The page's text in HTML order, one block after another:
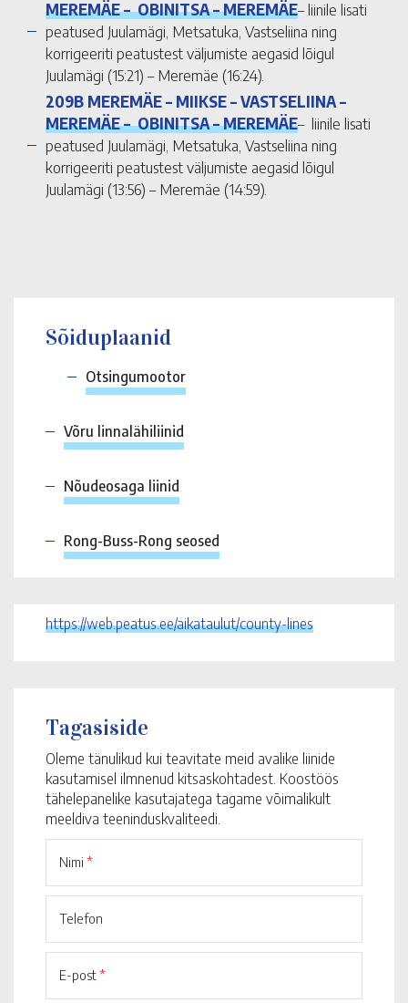
MEREMÄE – OBINITSA – MEREMÄE– liinile lisati
peatused Juulamägi, Metsatuka, Vastseliina ning
korrigeeriti peatustest väljumiste aegasid lõigul
Juulamägi (15:21) – Meremäe (16:24).
209B MEREMÄE – MIIKSE – VASTSELIINA –
MEREMÄE – OBINITSA – MEREMÄE– liinile lisati
peatused Juulamägi, Metsatuka, Vastseliina ning
korrigeeriti peatustest väljumiste aegasid lõigul
Juulamägi (13:56) – Meremäe (14:59).
Sõiduplaanid
Otsingumootor
Võru linnalähiliinid
Nõudeosaga liinid
Rong-Buss-Rong seosed
https://web.peatus.ee/aikataulut/county-lines
Tagasiside
Oleme tänulikud kui teavitate meid avalike liinide
kasutamisel ilmnenud kitsaskohtadest. Koostöös
tähelepanelike kasutajatega tagame võimalikult
meeldiva teeninduskvaliteedi.
Nimi *
Telefon
E-post*